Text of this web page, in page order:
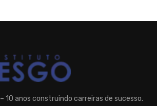
– 10 anos construindo carreiras de sucesso.